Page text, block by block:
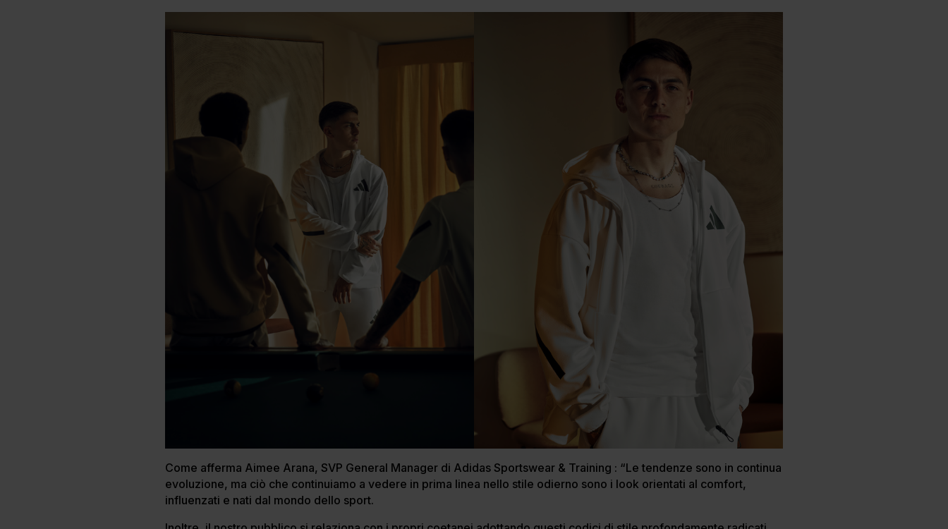
Come afferma Aimee Arana, SVP General Manager di Adidas Sportswear & Training : “Le tendenze sono in continua
evoluzione, ma ciò che continuiamo a vedere in prima linea nello stile odierno sono i look orientati al comfort,
influenzati e nati dal mondo dello sport.